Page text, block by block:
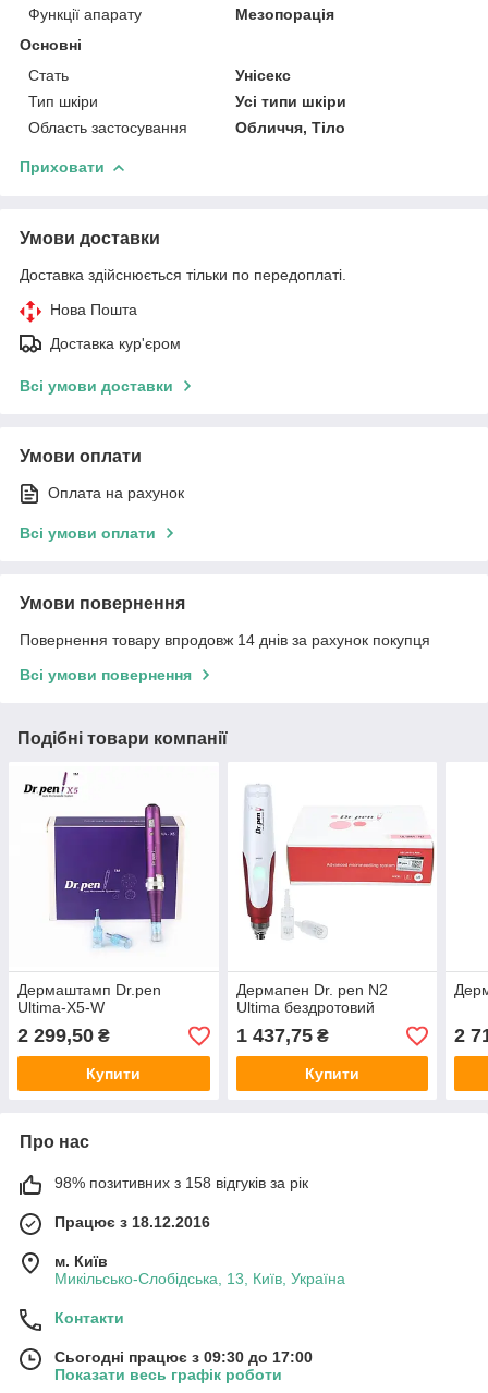
Функції апарату
Мезопорація
Основні
Стать
Унісекс
Тип шкіри
Усі типи шкіри
Область застосування
Обличчя, Тіло
Приховати
Умови доставки
Доставка здійснюється тільки по передоплаті.
Нова Пошта
Доставка кур'єром
Всі умови доставки
Умови оплати
Оплата на рахунок
Всі умови оплати
Умови повернення
Повернення товару впродовж 14 днів за рахунок покупця
Всі умови повернення
Подібні товари компанії
Дермаштамп Dr.pen
Ultima-X5-W
2 299,50 ₴
Купити
Дермапен Dr. pen N2
Ultima бездротовий
1 437,75₴
Купити
2
Про нас
98% позитивних з 158 відгуків за рік
Працює з 18.12.2016
м. Київ
Микільсько-Слобідська, 13, Київ, Україна
Контакти
Сьогодні працює з 09:30 до 17:00
Показати весь графік роботи